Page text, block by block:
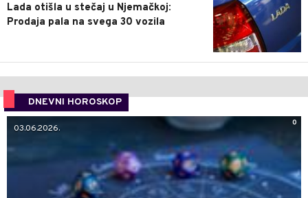
Lada otišla u stečaj u Njemačkoj:
Prodaja pala na svega 30 vozila
DNEVNI HOROSKOP
0
03.06.2026.